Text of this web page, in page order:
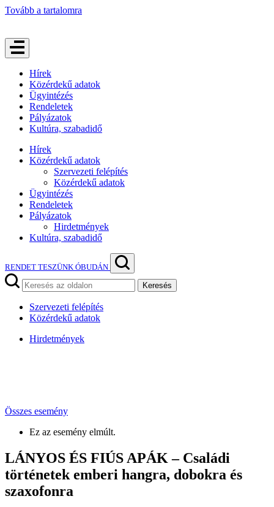
Tovább a tartalomra
Hírek
Közérdekű adatok
Ügyintézés
Rendeletek
Pályázatok
Kultúra, szabadidő
Hírek
Közérdekű adatok
Szervezeti felépítés
Közérdekű adatok
Ügyintézés
Rendeletek
Pályázatok
Hirdetmények
Kultúra, szabadidő
RENDET TESZÜNK ÓBUDÁN
Keresés
Szervezeti felépítés
Közérdekű adatok
Hirdetmények
Összes esemény
Ez az esemény elmúlt.
LÁNYOS ÉS FIÚS APÁK – Családi
történetek emberi hangra, dobokra és
szaxofonra